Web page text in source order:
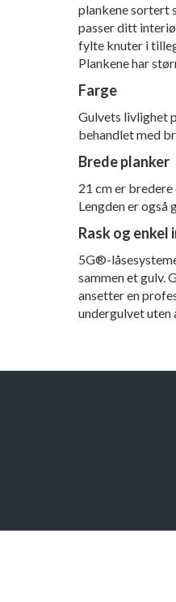
plankene sortert
passer ditt
fylte knuter i
Plankene har
Farge
Gulvets livlighet
behandlet med
Brede planker
21 cm er bredere
Lengden er også
Rask og enkel
5G®-
sammen et gulv.
ansetter en
undergulvet uten